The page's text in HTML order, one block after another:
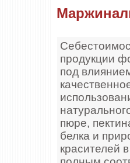
продукции
под
пюре,
белка и
красителей